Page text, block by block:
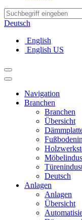
Deutsch
English
English US
Navigation
Branchen
Branchen
Übersicht
Deutsch
Anlagen
Anlagen
Übersicht